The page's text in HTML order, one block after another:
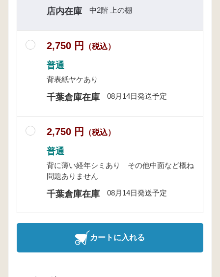
店内在庫 中2階 上の棚
2,750 円 （税込）
普通
背表紙ヤケあり
千葉倉庫在庫 08月14日発送予定
2,750 円 （税込）
普通
背に薄い経年シミあり その他中面など概ね
問題ありません
千葉倉庫在庫 08月14日発送予定
カートに入れる